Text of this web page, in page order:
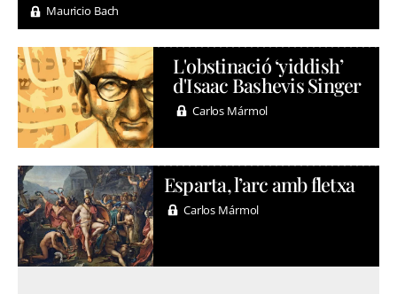
Mauricio Bach
L'obstinació ‘yiddish’
d'Isaac Bashevis Singer
Carlos Mármol
Esparta, l’arc amb fletxa
Carlos Mármol